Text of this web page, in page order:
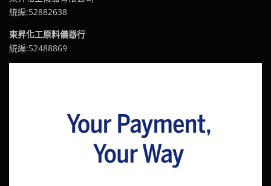
統編:52882638
東昇化工原料儀器行
統編:52488869